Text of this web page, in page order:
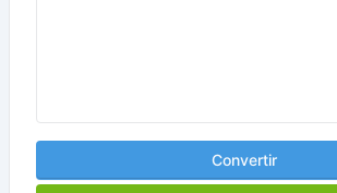
Convertir